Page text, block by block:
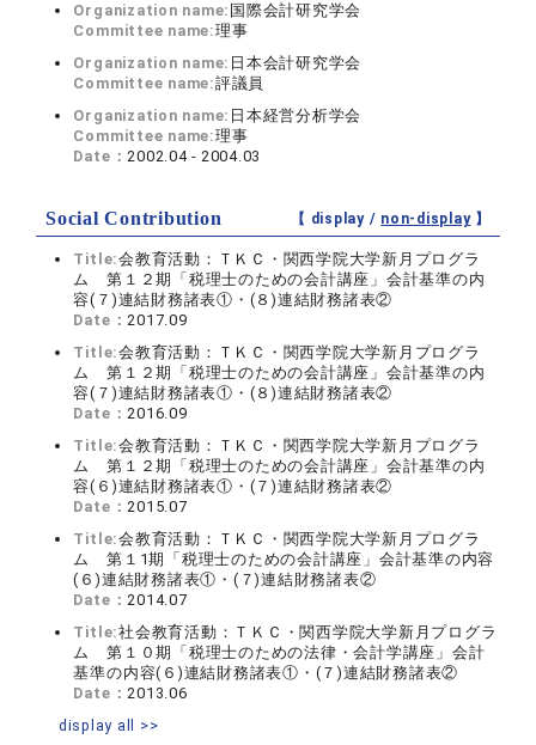
Organization name: 国際会計研究学会
Committee name:理事
Organization name: 日本会計研究学会
Committee name:評議員
Organization name: 日本経営分析学会
Committee name:理事
Date：2002.04 - 2004.03
Social Contribution 【 display / non-display】
Title:会教育活動：ＴＫＣ・関西学院大学新月プログラ
ム 第１２期「税理士のための会計講座」会計基準の内
容(７)連結財務諸表①・(８)連結財務諸表②
Date：2017.09
Title:会教育活動：ＴＫＣ・関西学院大学新月プログラ
ム 第１２期「税理士のための会計講座」会計基準の内
容(７)連結財務諸表①・(８)連結財務諸表②
Date：2016.09
Title:会教育活動：ＴＫＣ・関西学院大学新月プログラ
ム 第１２期「税理士のための会計講座」会計基準の内
容(６)連結財務諸表①・(７)連結財務諸表②
Date：2015.07
Title:会教育活動：ＴＫＣ・関西学院大学新月プログラ
ム 第１1期「税理士のための会計講座」会計基準の内容
(６)連結財務諸表①・(７)連結財務諸表②
Date：2014.07
Title:社会教育活動：ＴＫＣ・関西学院大学新月プログラ
ム 第１０期「税理士のための法律・会計学講座」会計
基準の内容(６)連結財務諸表①・(７)連結財務諸表②
Date：2013.06
display all >>